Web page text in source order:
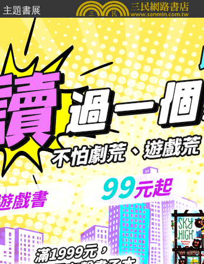
主題書展